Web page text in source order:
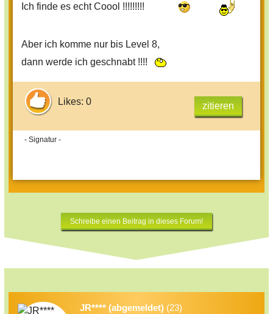
Ich finde es echt Coool !!!!!!!!!
Aber ich komme nur bis Level 8,
dann werde ich geschnabt !!!!
Likes: 0 zitieren
- Signatur -
Schreibe einen Beitrag in dieses Forum!
JR**** (abgemeldet) (23)